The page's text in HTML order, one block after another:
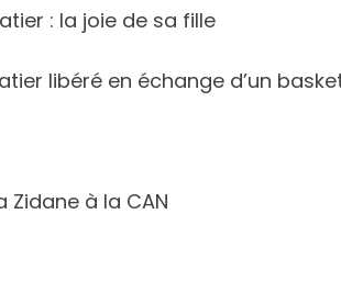
: la joie de sa fille
libéré en échange d’un
Zidane à la CAN